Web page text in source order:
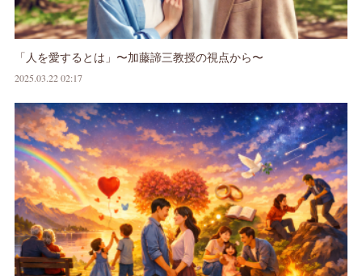
「人を愛するとは」〜加藤諦三教授の視点から〜
2025.03.22 02:17